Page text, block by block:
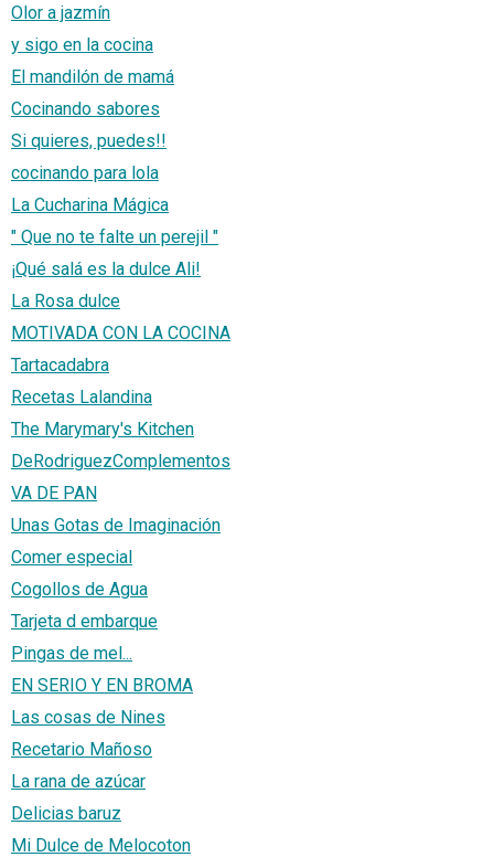
Olor a jazmín
y sigo en la cocina
El mandilón de mamá
Cocinando sabores
Si quieres, puedes!!
cocinando para lola
La Cucharina Mágica
" Que no te falte un perejil "
¡Qué salá es la dulce Ali!
La Rosa dulce
MOTIVADA CON LA COCINA
Tartacadabra
Recetas Lalandina
The Marymary's Kitchen
DeRodriguezComplementos
VA DE PAN
Unas Gotas de Imaginación
Comer especial
Cogollos de Agua
Tarjeta d embarque
Pingas de mel...
EN SERIO Y EN BROMA
Las cosas de Nines
Recetario Mañoso
La rana de azúcar
Delicias baruz
Mi Dulce de Melocoton